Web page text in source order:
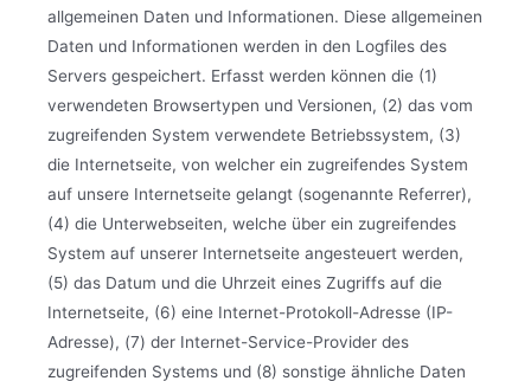
allgemeinen Daten und Informationen. Diese allgemeinen
Daten und Informationen werden in den Logfiles des
Servers gespeichert. Erfasst werden können die (1)
verwendeten Browsertypen und Versionen, (2) das vom
zugreifenden System verwendete Betriebssystem, (3)
die Internetseite, von welcher ein zugreifendes System
auf unsere Internetseite gelangt (sogenannte Referrer),
(4) die Unterwebseiten, welche über ein zugreifendes
System auf unserer Internetseite angesteuert werden,
(5) das Datum und die Uhrzeit eines Zugriffs auf die
Internetseite, (6) eine Internet-Protokoll-Adresse (IP-
Adresse), (7) der Internet-Service-Provider des
zugreifenden Systems und (8) sonstige ähnliche Daten